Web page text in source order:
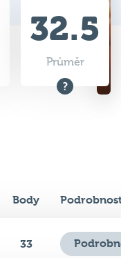
32.5
Průměr
Body
33